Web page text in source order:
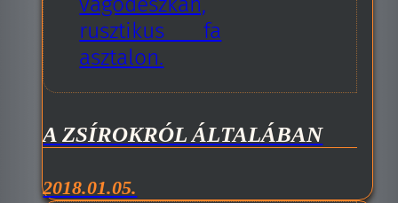
A ZSÍROKRÓL ÁLTALÁBAN
2018.01.05.